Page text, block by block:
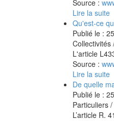
Source :
Lire la suite
Qu'est-ce
Publié le :
Collectivités
L'article
Source :
Lire la suite
De quelle
Publié le :
Particuliers /
L’article R.